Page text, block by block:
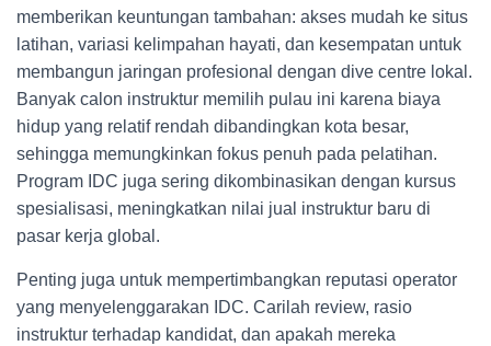
memberikan keuntungan tambahan: akses mudah ke situs
latihan, variasi kelimpahan hayati, dan kesempatan untuk
membangun jaringan profesional dengan dive centre lokal.
Banyak calon instruktur memilih pulau ini karena biaya
hidup yang relatif rendah dibandingkan kota besar,
sehingga memungkinkan fokus penuh pada pelatihan.
Program IDC juga sering dikombinasikan dengan kursus
spesialisasi, meningkatkan nilai jual instruktur baru di
pasar kerja global.
Penting juga untuk mempertimbangkan reputasi operator
yang menyelenggarakan IDC. Carilah review, rasio
instruktur terhadap kandidat, dan apakah mereka